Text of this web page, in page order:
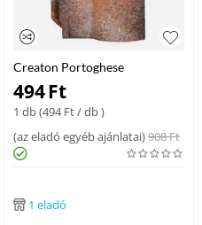
Creaton Portoghese
alapcserép Ticino
494Ft
1 db (494Ft/ db )
(az eladó egyéb ajánlatai)908Ft
1 eladó